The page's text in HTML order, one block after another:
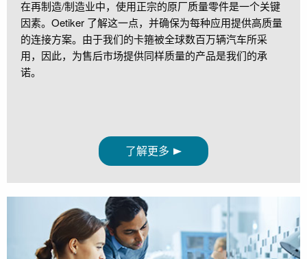
在再制造/制造业中，使用正宗的原厂质量零件是一个关键
因素。Oetiker 了解这一点，并确保为每种应用提供高质量
的连接方案。由于我们的卡箍被全球数百万辆汽车所采
用，因此，为售后市场提供同样质量的产品是我们的承
诺。
了解更多